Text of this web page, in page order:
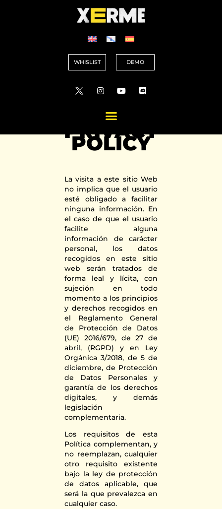
WHISLIST DEMO
PRIVACY
POLICY
La visita a este sitio Web
no implica que el usuario
esté obligado a facilitar
ninguna información. En
el caso de que el usuario
facilite alguna
información de carácter
personal, los datos
recogidos en este sitio
web serán tratados de
forma leal y lícita, con
sujeción en todo
momento a los principios
y derechos recogidos en
el Reglamento General
de Protección de Datos
(UE) 2016/679, de 27 de
abril, (RGPD) y en Ley
Orgánica 3/2018, de 5 de
diciembre, de Protección
de Datos Personales y
garantía de los derechos
digitales, y demás
legislación
complementaria.
Los requisitos de esta
Política complementan, y
no reemplazan, cualquier
otro requisito existente
bajo la ley de protección
de datos aplicable, que
será la que prevalezca en
cualquier caso.